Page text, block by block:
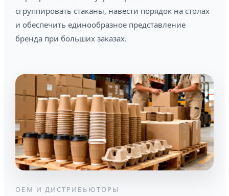
сгруппировать стаканы, навести порядок на столах
и обеспечить единообразное представление
бренда при больших заказах.
OEM И ДИСТРИБЬЮТОРЫ